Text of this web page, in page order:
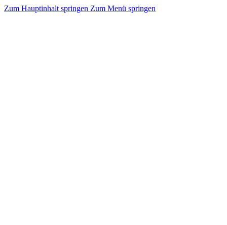
Zum Hauptinhalt springen Zum Menü springen